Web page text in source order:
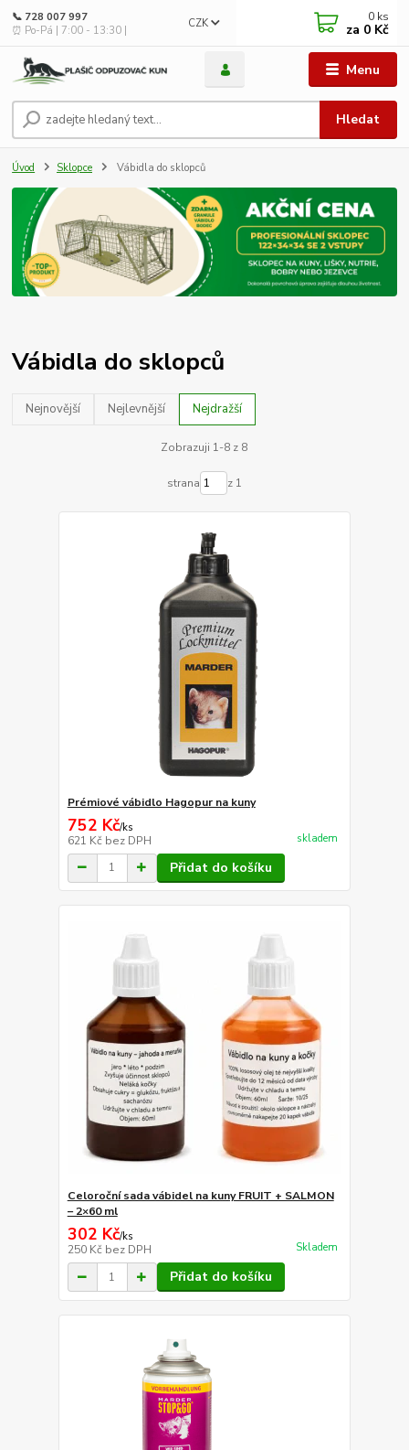
Menu
CZK
Hledat
📞 728 007 997
⏰ Po-Pá | 7:00 - 13:30 |
0 ks
za 0 Kč
Úvod Sklopce Vábidla do sklopců
Vábidla do sklopců
Nejnovější Nejlevnější Nejdražší
Zobrazuji 1-8 z 8
strana z 1
Prémiové vábidlo Hagopur na kuny
752 Kč/ks
621 Kč bez DPH skladem
Přidat do košíku
Celoroční sada vábidel na kuny FRUIT + SALMON
– 2×60 ml
302 Kč/ks
250 Kč bez DPH Skladem
Přidat do košíku